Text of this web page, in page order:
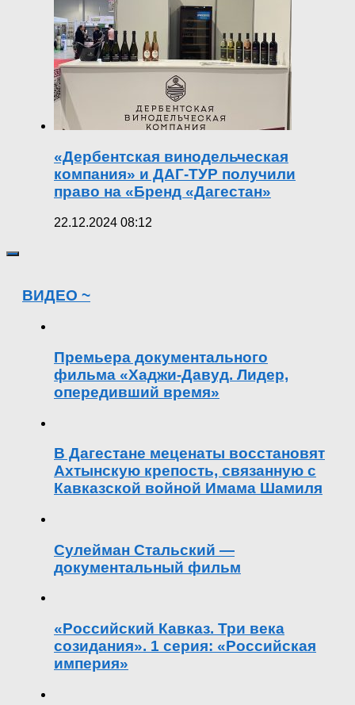
«Дербентская винодельческая
компания» и ДАГ-ТУР получили
право на «Бренд «Дагестан»
22.12.2024 08:12
ВИДЕО ~
Премьера документального
фильма «Хаджи-Давуд. Лидер,
опередивший время»
В Дагестане меценаты восстановят
Ахтынскую крепость, связанную с
Кавказской войной Имама Шамиля
Сулейман Стальский —
документальный фильм
«Российский Кавказ. Три века
созидания». 1 серия: «Российская
империя»